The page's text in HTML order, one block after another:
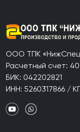
ООО ТПК
Расчетный счет:
БИК: 042202821
ИНН: 5260317866 /